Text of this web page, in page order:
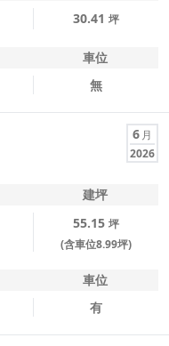
30.41 坪
車位
無
6 月
2026
建坪
55.15 坪
(含車位8.99坪)
車位
有